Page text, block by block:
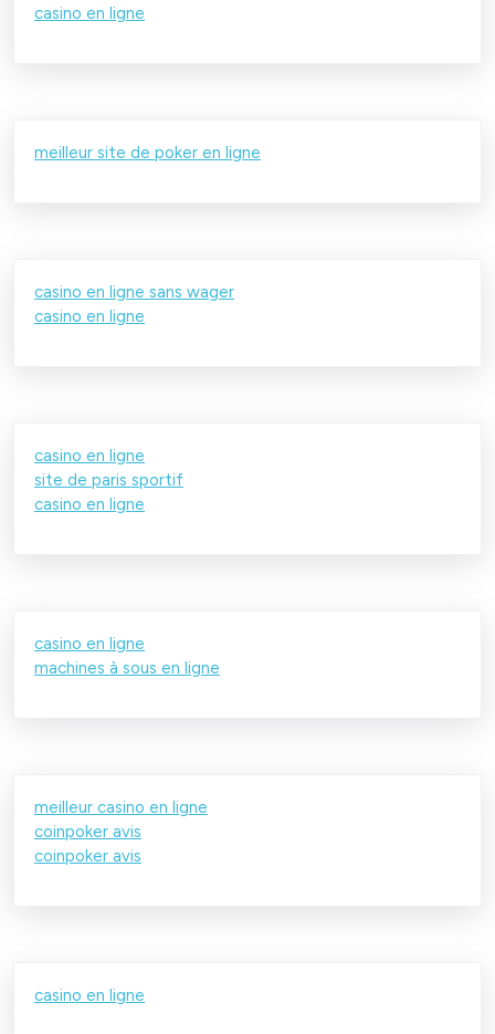
casino en ligne
meilleur site de poker en ligne
casino en ligne sans wager
casino en ligne
casino en ligne
site de paris sportif
casino en ligne
casino en ligne
machines à sous en ligne
meilleur casino en ligne
coinpoker avis
coinpoker avis
casino en ligne